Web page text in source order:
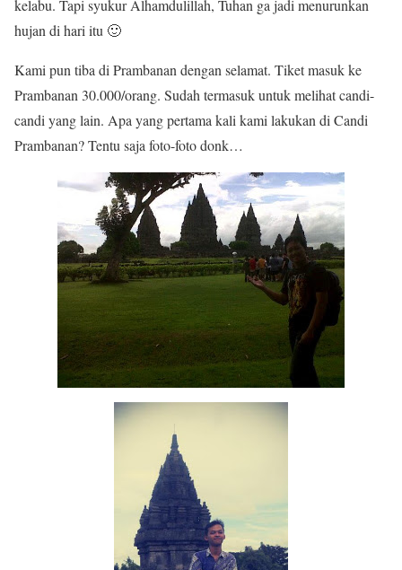
kelabu. Tapi syukur Alhamdulillah, Tuhan ga jadi menurunkan
hujan di hari itu 🙂
Kami pun tiba di Prambanan dengan selamat. Tiket masuk ke
Prambanan 30.000/orang. Sudah termasuk untuk melihat candi-
candi yang lain. Apa yang pertama kali kami lakukan di Candi
Prambanan? Tentu saja foto-foto donk…